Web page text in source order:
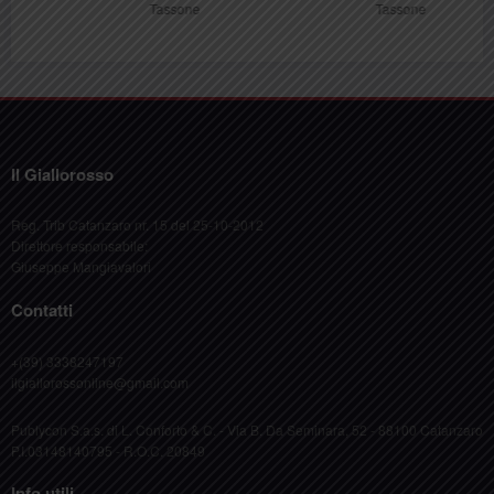
Il Giallorosso
Reg. Trib Catanzaro nr. 15 del 25-10-2012
Direttore responsabile:
Giuseppe Mangiavalori
Contatti
+(39) 3338247197
ilgiallorossonline@gmail.com
Publycon S.a.s. di L. Conforto & C. - Via B. Da Seminara, 52 - 88100 Catanzaro
P.I.03148140795 - R.O.C. 20849